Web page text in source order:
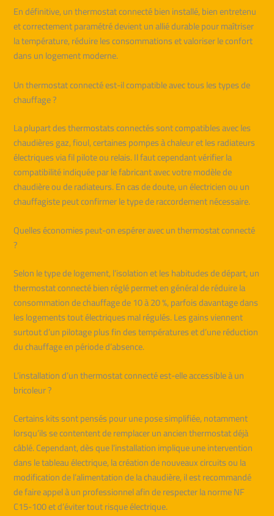
En définitive, un thermostat connecté bien installé, bien entretenu
et correctement paramétré devient un allié durable pour maîtriser
la température, réduire les consommations et valoriser le confort
dans un logement moderne.
Un thermostat connecté est-il compatible avec tous les types de
chauffage ?
La plupart des thermostats connectés sont compatibles avec les
chaudières gaz, fioul, certaines pompes à chaleur et les radiateurs
électriques via fil pilote ou relais. Il faut cependant vérifier la
compatibilité indiquée par le fabricant avec votre modèle de
chaudière ou de radiateurs. En cas de doute, un électricien ou un
chauffagiste peut confirmer le type de raccordement nécessaire.
Quelles économies peut-on espérer avec un thermostat connecté
?
Selon le type de logement, l’isolation et les habitudes de départ, un
thermostat connecté bien réglé permet en général de réduire la
consommation de chauffage de 10 à 20 %, parfois davantage dans
les logements tout électriques mal régulés. Les gains viennent
surtout d’un pilotage plus fin des températures et d’une réduction
du chauffage en période d’absence.
L’installation d’un thermostat connecté est-elle accessible à un
bricoleur ?
Certains kits sont pensés pour une pose simplifiée, notamment
lorsqu’ils se contentent de remplacer un ancien thermostat déjà
câblé. Cependant, dès que l’installation implique une intervention
dans le tableau électrique, la création de nouveaux circuits ou la
modification de l’alimentation de la chaudière, il est recommandé
de faire appel à un professionnel afin de respecter la norme NF
C15-100 et d’éviter tout risque électrique.